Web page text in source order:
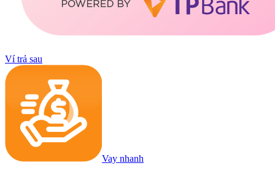
Ví trả sau
Vay nhanh